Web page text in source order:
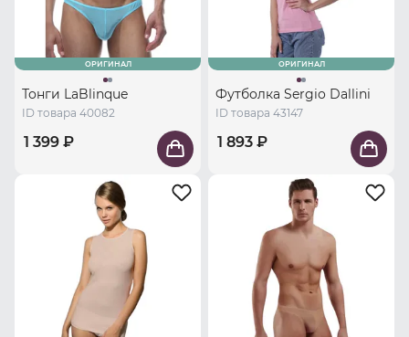
ОРИГИНАЛ
Тонги LaBlinque
ID товара 40082
1 399 ₽
ОРИГИНАЛ
Футболка Sergio Dallini
ID товара 43147
1 893 ₽